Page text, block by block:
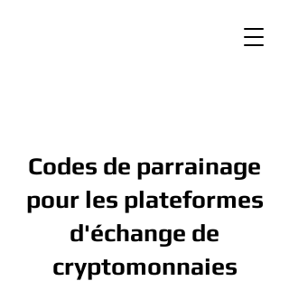
Codes de parrainage
pour les plateformes
d'échange de
cryptomonnaies